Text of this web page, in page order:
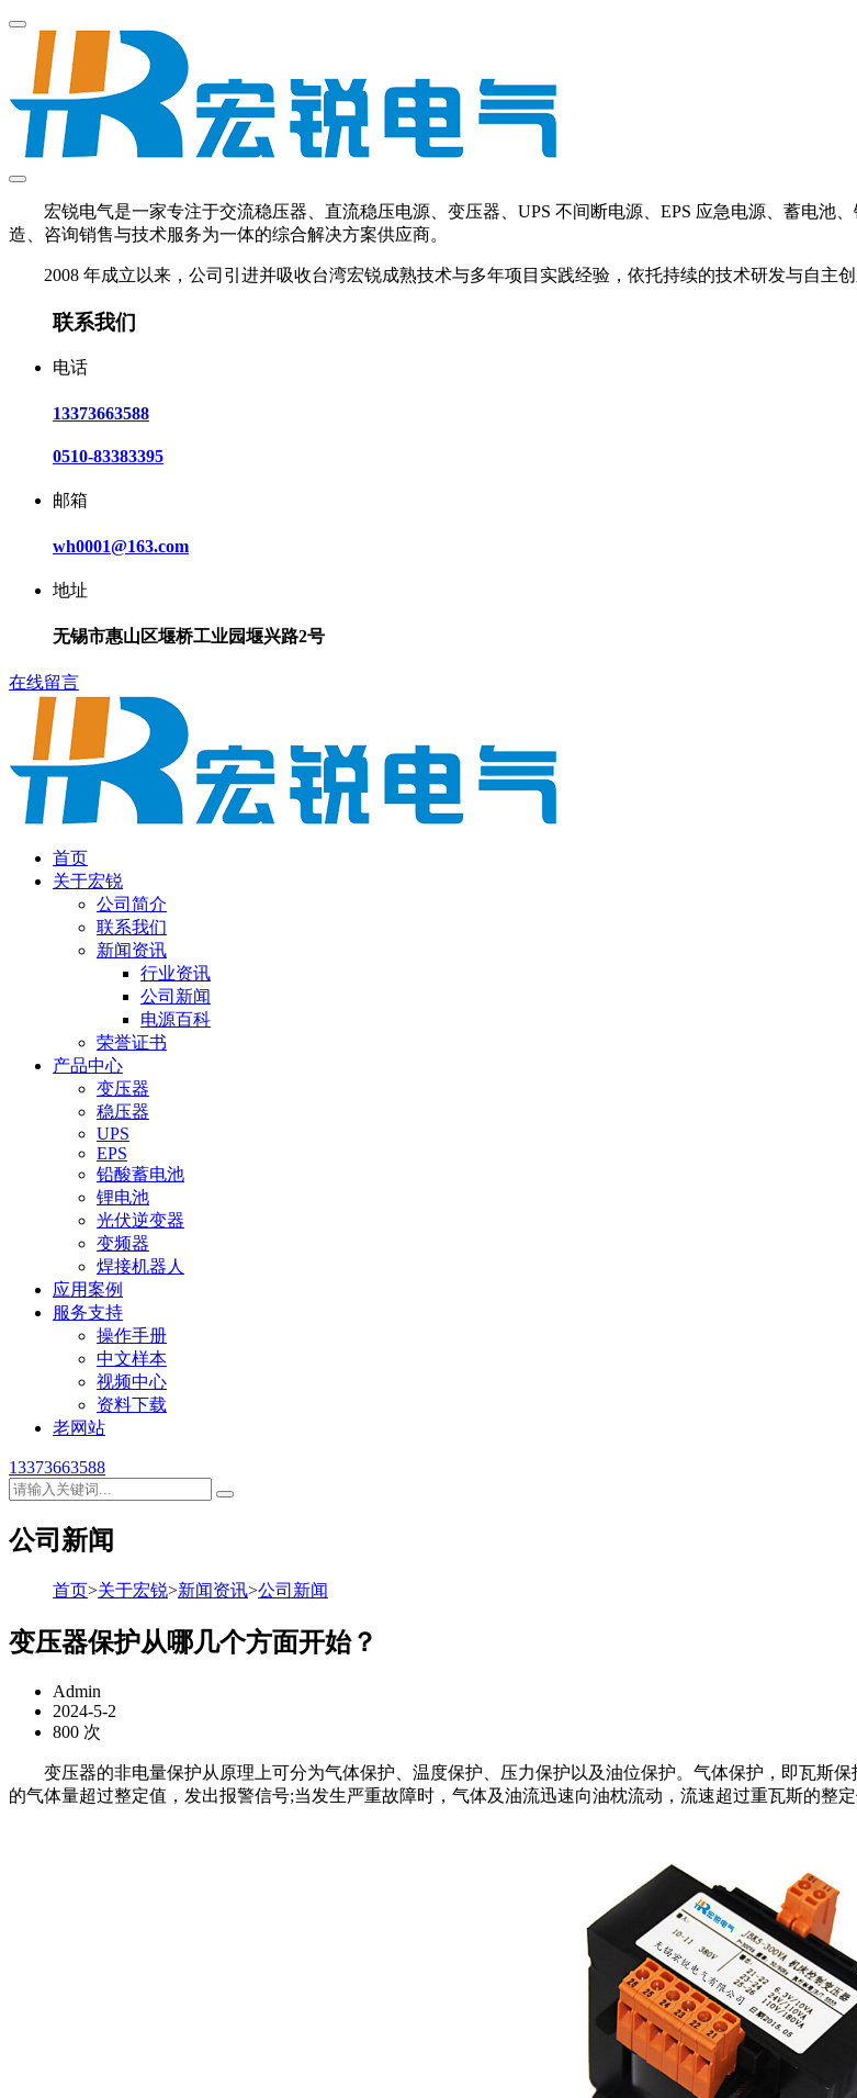
宏锐电气是一家专注于交流稳压器、直流稳压电源、变压器、UPS 不间断电源、EPS 应急电源、蓄电池
造、咨询销售与技术服务为一体的综合解决方案供应商。
2008 年成立以来，公司引进并吸收台湾宏锐成熟技术与多年项目实践经验，依托持续的技术研发与自主
联系我们
电话
13373663588
0510-83383395
邮箱
wh0001@163.com
地址
无锡市惠山区堰桥工业园堰兴路2号
在线留言
首页
关于宏锐
公司简介
联系我们
新闻资讯
行业资讯
公司新闻
电源百科
荣誉证书
产品中心
变压器
稳压器
UPS
EPS
铅酸蓄电池
锂电池
光伏逆变器
变频器
焊接机器人
应用案例
服务支持
操作手册
中文样本
视频中心
资料下载
老网站
13373663588
公司新闻
首页>关于宏锐>新闻资讯>公司新闻
变压器保护从哪几个方面开始？
Admin
2024-5-2
800 次
变压器的非电量保护从原理上可分为气体保护、温度保护、压力保护以及油位保护。气体保护，即瓦斯
的气体量超过整定值，发出报警信号;当发生严重故障时，气体及油流迅速向油枕流动，流速超过重瓦斯的整定